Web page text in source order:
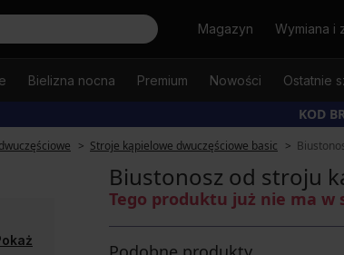
SzukajMagazyn Wymiana i
Bielizna nocna Premium Nowości Ostatnie
KOD
Stroje kąpielowe dwuczęściowe basic
Biustonosz od stroju
Tego produktu już nie ma w